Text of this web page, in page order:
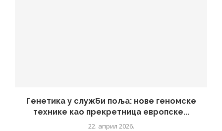
Генетика у служби поља: нове геномске
технике као прекретница европске...
22. април 2026.